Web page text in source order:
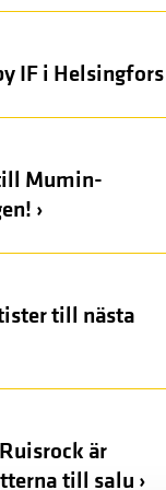
IF i Helsingfors
Mumin-
›
till nästa
är
till salu ›